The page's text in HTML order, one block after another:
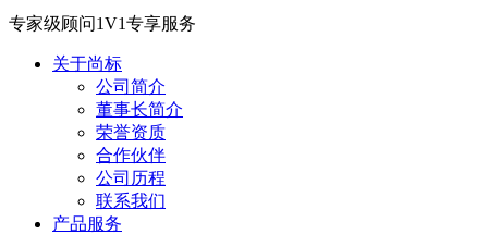
专家级顾问1V1专享服务
关于尚标
公司简介
董事长简介
荣誉资质
合作伙伴
公司历程
联系我们
产品服务